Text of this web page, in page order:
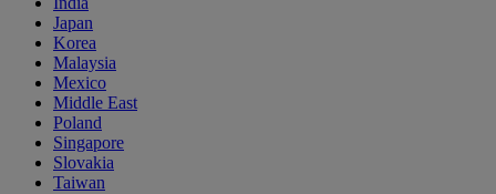
Japan
Korea
Malaysia
Mexico
Middle East
Poland
Singapore
Slovakia
Taiwan